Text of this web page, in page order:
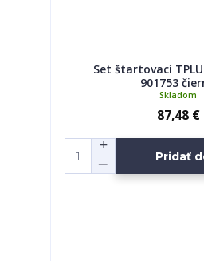
Set štartovací
901753
87,48 €
Skladom
Pridať